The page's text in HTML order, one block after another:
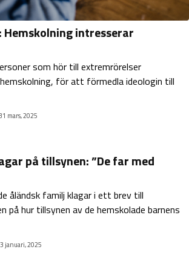
Hemskolning intresserar
som hör till extremrörelser
för att förmedla ideologin till
mars, 2025
på tillsynen: ”De far med
åländsk familj klagar i ett brev till
på hur tillsynen av de hemskolade barnens
januari, 2025